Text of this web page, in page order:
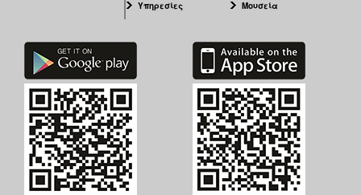
Υπηρεσίες
Μουσεία